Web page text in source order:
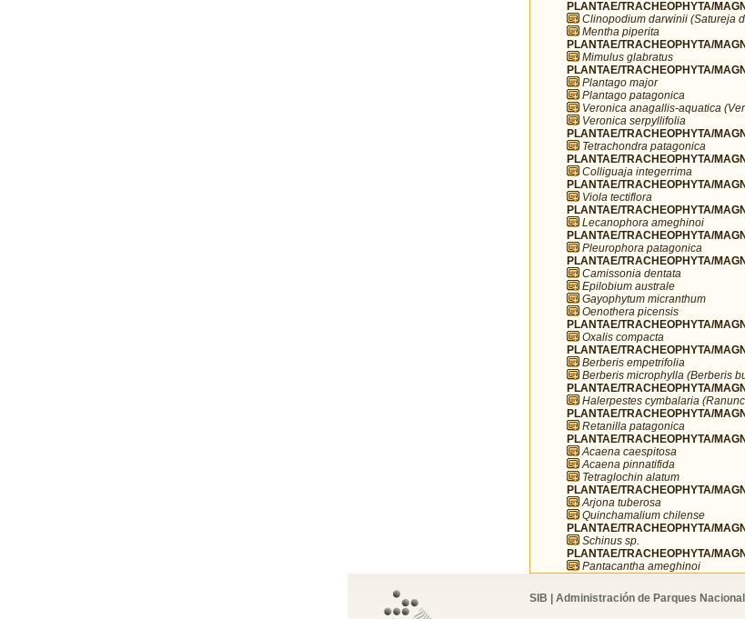
PLANTAE/TRACHEOPHYTA/
Clinopodium darwinii (Satureja
Mentha piperita
PLANTAE/TRACHEOPHYTA/
Mimulus glabratus
PLANTAE/TRACHEOPHYTA/
Plantago major
Plantago patagonica
Veronica anagallis-aquatica
Veronica serpyllifolia
PLANTAE/TRACHEOPHYTA/
Tetrachondra patagonica
PLANTAE/TRACHEOPHYTA/
Colliguaja integerrima
PLANTAE/TRACHEOPHYTA/
Viola tectiflora
PLANTAE/TRACHEOPHYTA/
Lecanophora ameghinoi
PLANTAE/TRACHEOPHYTA/
Pleurophora patagonica
PLANTAE/TRACHEOPHYTA/
Camissonia dentata
Epilobium australe
Gayophytum micranthum
Oenothera picensis
PLANTAE/TRACHEOPHYTA/
Oxalis compacta
PLANTAE/TRACHEOPHYTA/
Berberis empetrifolia
Berberis microphylla (Berberis
PLANTAE/TRACHEOPHYTA/
Halerpestes cymbalaria
PLANTAE/TRACHEOPHYTA/
Retanilla patagonica
PLANTAE/TRACHEOPHYTA/
Acaena caespitosa
Acaena pinnatifida
Tetraglochin alatum
PLANTAE/TRACHEOPHYTA/
Arjona tuberosa
Quinchamalium chilense
PLANTAE/TRACHEOPHYTA/
Schinus sp.
PLANTAE/TRACHEOPHYTA/
Pantacantha ameghinoi
SIB | Administración de Parques